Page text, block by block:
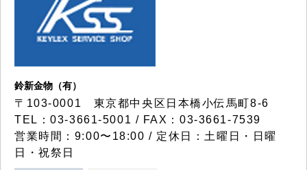
鈴新金物（有）
〒103-0001 東京都中央区日本橋小伝馬町8-6
TEL：03-3661-5001 / FAX：03-3661-7539
営業時間：9:00〜18:00 / 定休日：土曜日・日曜
日・祝祭日